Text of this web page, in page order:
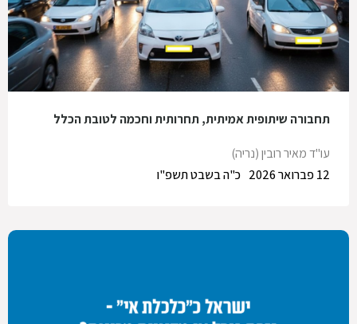
תחבורה שיתופית אמיתית, תחרותית וחכמה לטובת הכלל
עו"ד מאיר רובין (נריה)
כ"ה בשבט תשפ"ו
12 פברואר 2026